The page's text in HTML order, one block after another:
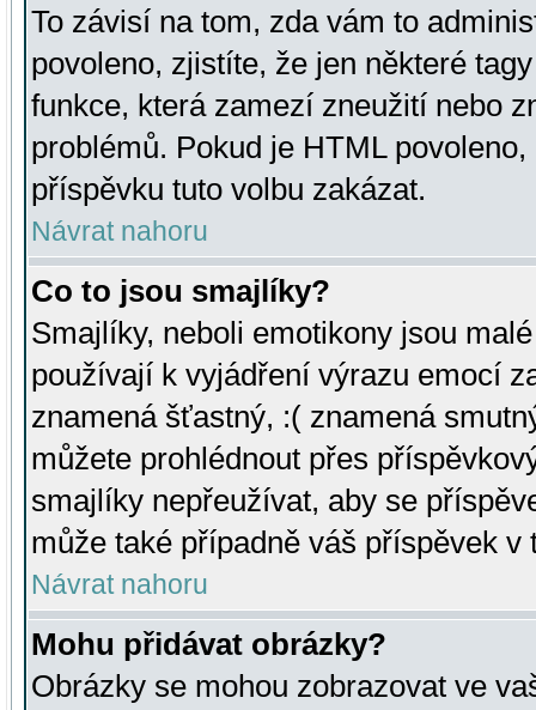
To závisí na tom, zda vám to
povoleno, zjistíte, že jen některé
funkce, která zamezí zneužití nebo
problémů. Pokud je HTML
příspěvku tuto volbu zakázat.
Návrat nahoru
Co to jsou smajlíky?
Smajlíky, neboli emotikony jsou
používají k vyjádření výrazu emocí
znamená šťastný, :( znamená
můžete prohlédnout přes
smajlíky nepřeužívat, aby se
může také případně váš příspěvek v
Návrat nahoru
Mohu přidávat obrázky?
Obrázky se mohou zobrazovat ve